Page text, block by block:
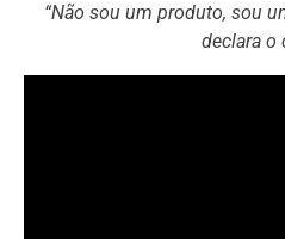
“Não sou um produto, sou
declara o